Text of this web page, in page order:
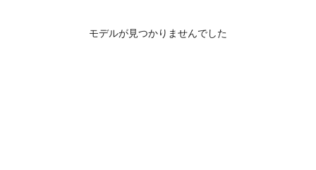
モデルが見つかりませんでした